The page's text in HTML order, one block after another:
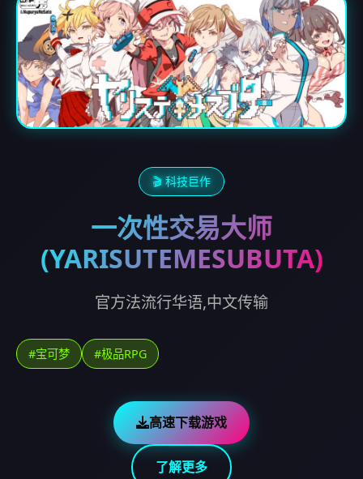
🎬 科技巨作
一次性交易大师
(YARISUTEMESUBUTA)
官方法流行华语,中文传输
#宝可梦 #极品RPG
高速下载游戏
了解更多